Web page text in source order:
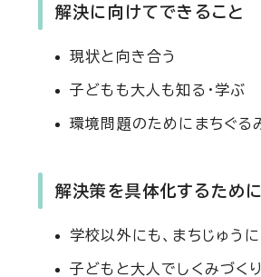
解決に向けてできること
現状と向き合う
子どもも大人も知る・学ぶ
環境問題のためにまちぐる
解決策を具体化するため
学校以外にも、まちじゅう
子どもと大人でしくみづくり